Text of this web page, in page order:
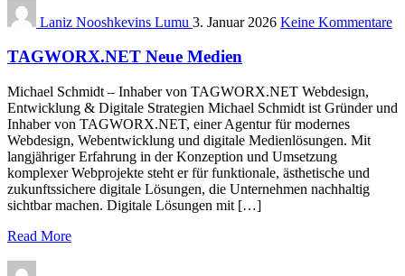
Laniz Nooshkevins Lumu 3. Januar 2026 Keine Kommentare
TAGWORX.NET Neue Medien
Michael Schmidt – Inhaber von TAGWORX.NET Webdesign,
Entwicklung & Digitale Strategien Michael Schmidt ist Gründer und
Inhaber von TAGWORX.NET, einer Agentur für modernes
Webdesign, Webentwicklung und digitale Medienlösungen. Mit
langjähriger Erfahrung in der Konzeption und Umsetzung
komplexer Webprojekte steht er für funktionale, ästhetische und
zukunftssichere digitale Lösungen, die Unternehmen nachhaltig
sichtbar machen. Digitale Lösungen mit […]
Read More